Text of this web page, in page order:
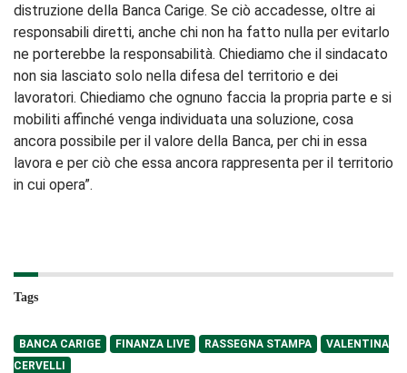
distruzione della Banca Carige. Se ciò accadesse, oltre ai
responsabili diretti, anche chi non ha fatto nulla per evitarlo
ne porterebbe la responsabilità. Chiediamo che il sindacato
non sia lasciato solo nella difesa del territorio e dei
lavoratori. Chiediamo che ognuno faccia la propria parte e si
mobiliti affinché venga individuata una soluzione, cosa
ancora possibile per il valore della Banca, per chi in essa
lavora e per ciò che essa ancora rappresenta per il territorio
in cui opera”.
Tags
BANCA CARIGE FINANZA LIVE RASSEGNA STAMPA
VALENTINA
CERVELLI